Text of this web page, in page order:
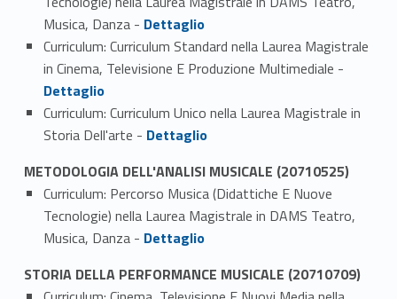
Musica, Danza - Link identifier #identifier_person_1345-2
Dettaglio
Curriculum: Curriculum Standard nella Laurea Magistrale
in Cinema, Televisione E Produzione Multimediale -
Dettaglio
Curriculum: Curriculum Unico nella Laurea Magistrale in
Storia Dell'arte - Link identifier #identifier_person_182759-4
Dettaglio
METODOLOGIA DELL'ANALISI MUSICALE (20710525)
Curriculum: Percorso Musica (Didattiche E Nuove
Tecnologie) nella Laurea Magistrale in DAMS Teatro,
Musica, Danza - Link identifier #identifier_person_108069-1
Dettaglio
STORIA DELLA PERFORMANCE MUSICALE (20710709)